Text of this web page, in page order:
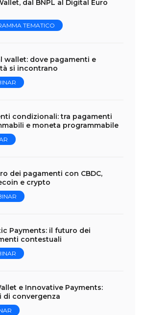
dal BNPL al Digital Euro
TEMATICO
wallet: dove pagamenti e
si incontrano
condizionali: tra pagamenti
e moneta programmabile
dei pagamenti con CBDC,
e crypto
Payments: il futuro dei
contestuali
e Innovative Payments:
di convergenza